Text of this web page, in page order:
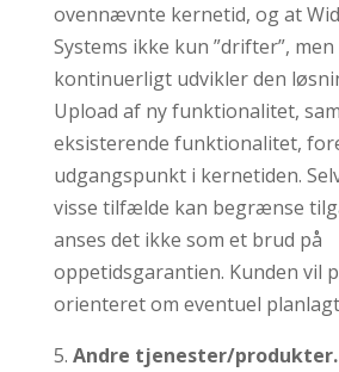
ovennævnte kernetid, og at
Systems ikke kun ”drifter”,
kontinuerligt udvikler den
Upload af ny funktionalitet,
eksisterende funktionalitet,
udgangspunkt i kernetiden.
visse tilfælde kan begrænse
anses det ikke som et brud på
oppetidsgarantien. Kunden vil
orienteret om eventuel
Andre tjenester/produkter.